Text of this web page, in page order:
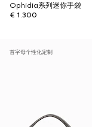
Ophidia系列迷你手袋
€ 1.300
首字母个性化定制